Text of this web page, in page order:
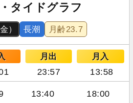
タイドグラフ
） 長潮 月齢23.7
月出 月入
23:57 13:58
13:40 18:00